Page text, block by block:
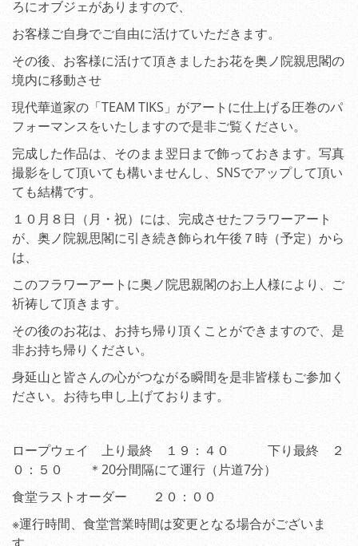
ろにオブジェがありますので、
お客様ご自身でご自由に活けていただきます。
その後、お客様に活けて頂きましたお花を奥ノ院親思閣の
境内に移動させ
現代華道家の「TEAM TIKS」がアートに仕上げる圧巻のパ
フォーマンスをいたしますので是非ご覧ください。
完成した作品は、そのまま翌日まで飾っておきます。写真
撮影をして頂いても構いませんし、SNSでアップして頂い
ても結構です。
１０月８日（月・祝）には、完成させたフラワーアート
が、奥ノ院親思閣に引き続き飾られ午後７時（予定）から
は、
このフラワーアートに奥ノ院思親閣のお上人様により、ご
祈祷して頂きます。
その後のお花は、お持ち帰り頂くことができますので、是
非お持ち帰りください。
身延山と皆さんの心がつながる瞬間を是非皆様もご参加く
ださい。お待ち申し上げております。
ロープウェイ 上り最終 １９：４０ 下り最終 ２
０：５０ ＊20分間隔にて運行（片道7分）
食堂ラストオーダー ２０：００
※運行時間、食堂営業時間は変更となる場合がございま